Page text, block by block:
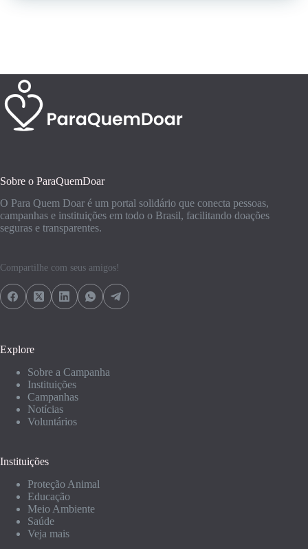
Sobre o ParaQuemDoar
O Para Quem Doar é um portal solidário que conecta pessoas,
campanhas e instituições em todo o Brasil, facilitando doações
seguras e transparentes.
Compartilhe com seus amigos!
Explore
Sobre a Campanha
Instituições
Campanhas
Notícias
Voluntários
Instituições
Proteção Animal
Educação
Meio Ambiente
Saúde
Veja mais